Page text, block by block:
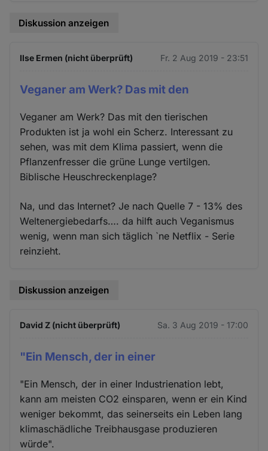
Diskussion anzeigen
Ilse Ermen (nicht überprüft) Fr. 2 Aug 2019 - 23:51
Veganer am Werk? Das mit den
Veganer am Werk? Das mit den tierischen
Produkten ist ja wohl ein Scherz. Interessant zu
sehen, was mit dem Klima passiert, wenn die
Pflanzenfresser die grüne Lunge vertilgen.
Biblische Heuschreckenplage?
Na, und das Internet? Je nach Quelle 7 - 13% des
Weltenergiebedarfs…. da hilft auch Veganismus
wenig, wenn man sich täglich `ne Netflix - Serie
reinzieht.
Diskussion anzeigen
David Z (nicht überprüft) Sa. 3 Aug 2019 - 17:00
"Ein Mensch, der in einer
"Ein Mensch, der in einer Industrienation lebt,
kann am meisten CO2 einsparen, wenn er ein Kind
weniger bekommt, das seinerseits ein Leben lang
klimaschädliche Treibhausgase produzieren
würde".